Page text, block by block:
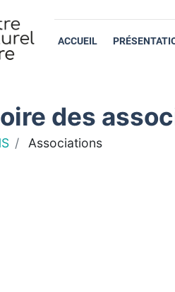
ACCUEIL
des
Associations